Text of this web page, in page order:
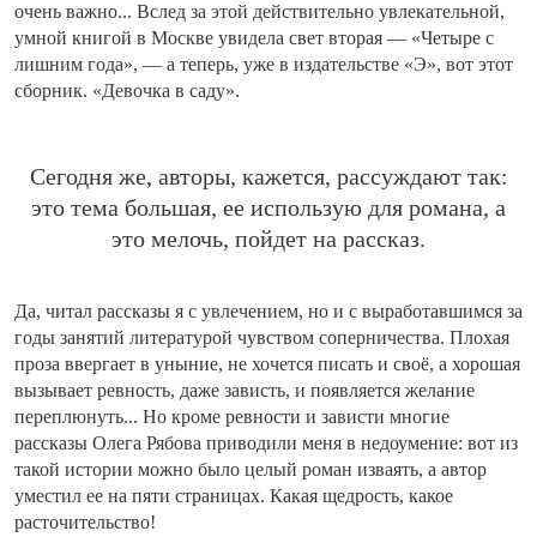
очень важно... Вслед за этой действительно увлекательной,
умной книгой в Москве увидела свет вторая — «Четыре с
лишним года», — а теперь, уже в издательстве «Э», вот этот
сборник. «Девочка в саду».
Сегодня же, авторы, кажется, рассуждают так:
это тема большая, ее использую для романа, а
это мелочь, пойдет на рассказ.
Да, читал рассказы я с увлечением, но и с выработавшимся за
годы занятий литературой чувством соперничества. Плохая
проза ввергает в уныние, не хочется писать и своё, а хорошая
вызывает ревность, даже зависть, и появляется желание
переплюнуть... Но кроме ревности и зависти многие
рассказы Олега Рябова приводили меня в недоумение: вот из
такой истории можно было целый роман изваять, а автор
уместил ее на пяти страницах. Какая щедрость, какое
расточительство!